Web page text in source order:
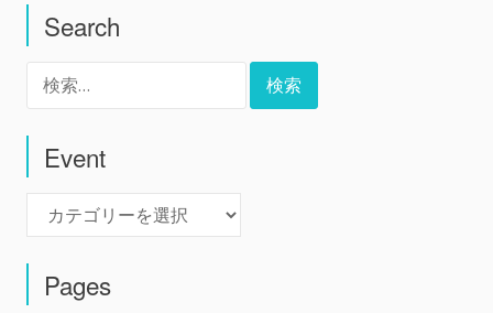
ナ
ビ
ゲ
ー
シ
Search
Event
Pages